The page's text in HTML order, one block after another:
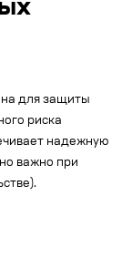
для защиты
риска
надежную
важно при